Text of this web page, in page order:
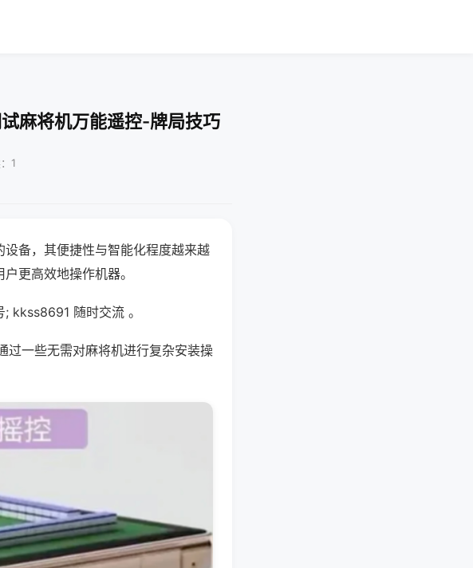
麻将机万能遥控-牌局技巧
1
设备，其便捷性与智能化程度越来越
更高效地操作机器。
kkss8691 随时交流 。
过一些无需对麻将机进行复杂安装操